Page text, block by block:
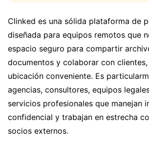
Clinked es una sólida plataforma de
diseñada para equipos remotos que
espacio seguro para compartir
documentos y colaborar con
ubicación conveniente. Es
agencias, consultores, equipos
servicios profesionales que manejan
confidencial y trabajan en estrecha
socios externos.